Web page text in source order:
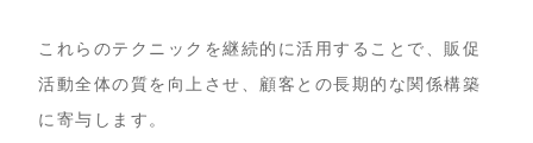
これらのテクニックを継続的に活用することで、販促
活動全体の質を向上させ、顧客との長期的な関係構築
に寄与します。